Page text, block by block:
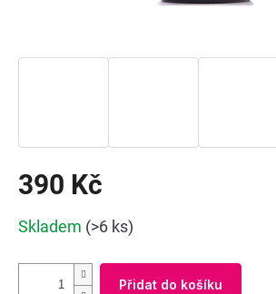
390 Kč
cena:
Skladem (>6 ks)
Přidat do košíku